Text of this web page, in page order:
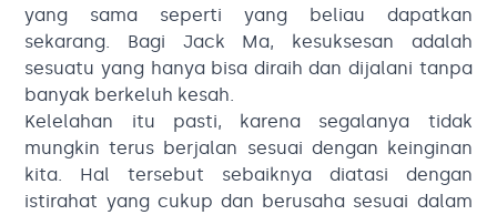
yang sama seperti yang beliau dapatkan
sekarang. Bagi Jack Ma, kesuksesan adalah
sesuatu yang hanya bisa diraih dan dijalani tanpa
banyak berkeluh kesah.
Kelelahan itu pasti, karena segalanya tidak
mungkin terus berjalan sesuai dengan keinginan
kita. Hal tersebut sebaiknya diatasi dengan
istirahat yang cukup dan berusaha sesuai dalam